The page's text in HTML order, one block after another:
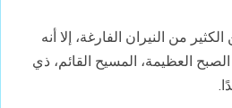
من النيران الفارغة، إلا أنه
العظيمة، المسيح القائم، ذي